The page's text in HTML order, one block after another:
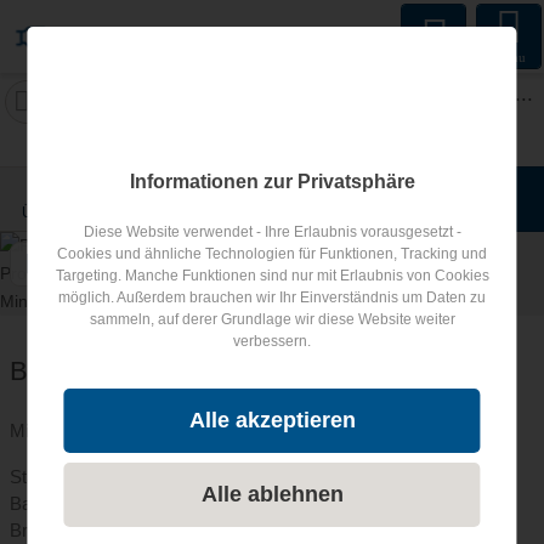
Menu
Übersicht
Beschreibung Produktionsunternehmen
Mineralwasserbetrieb zu verkaufen.
Standort :
Bayern
Branche :
Informationen zur Privatsphäre
Diese Website verwendet - Ihre Erlaubnis vorausgesetzt -
Cookies und ähnliche Technologien für Funktionen, Tracking und
Targeting. Manche Funktionen sind nur mit Erlaubnis von Cookies
möglich. Außerdem brauchen wir Ihr Einverständnis um Daten zu
sammeln, auf derer Grundlage wir diese Website weiter
verbessern.
Alle akzeptieren
Alle ablehnen